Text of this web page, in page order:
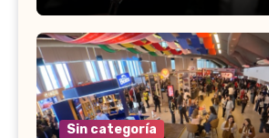
Sin categoría